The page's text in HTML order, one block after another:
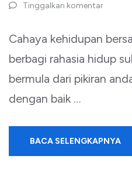
Tinggalkan komentar
Cahaya kehidupan
berbagi rahasia hidup
bermula dari pikiran
dengan baik …
BACA SELENGKAPNYA